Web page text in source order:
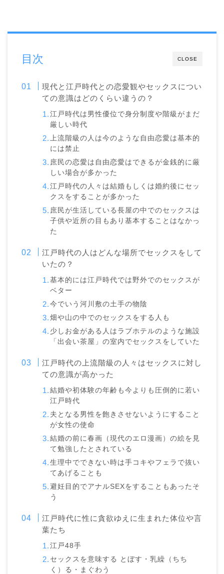
CLOSE
目次
現代と江戸時代との恋愛観やセックスについ
ての意識はどのくらい違うの？
江戸時代は男性優位で身分制度や階級がまだ
厳しい時代
上流階級の人は今のような自由恋愛は基本的
には禁止
庶民の恋愛は自由恋愛はできるが金銭的に厳
しい場合が多かった
江戸時代の人々は結婚もしくは婚約後にセッ
クスをすることが多かった
庶民が生活している長屋の中でのセックスは
子供や近所の目もあり基本することはなかっ
た
江戸時代の人はどんな場所でセックスをして
いたの？
基本的には江戸時代では野外でのセックスが
ベター
今でいう河川敷の土手の物陰
畑や山の中でのセックスをする人も
少しお金がある人はラブホテルのような施設
「出会い茶屋」の室内でセックスをしていた
江戸時代の上流階級の人々はセックスに対し
ての意識が高かった
結婚や初体験の年齢も今よりも圧倒的に若い
江戸時代
夫となる男性を飽きさせないようにすること
が女性の使命
結婚の前に春画（現代のエロ漫画）の絵を見
て勉強したとされている
生理中でできない時は手コキやフェラで抜い
てあげることも
避妊目的でアナルSEXをすることもあったそ
う
江戸時代に性に貪欲ゆえに生まれた体位や言
葉たち
江戸48手
セックスを意味する とぼす・乳繰（ちち
く）る・まぐわう